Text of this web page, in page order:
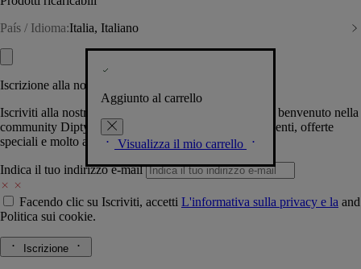
País / Idioma:Italia, Italiano
Aggiunto al carrello
Visualizza il mio carrello
Iscrizione alla nostra Newsletter
Iscriviti alla nostra newsletter per permetterci di darti il benvenuto nella
community Diptyque e tenerti al corrente su novità, eventi, offerte
speciali e molto altro.
Indica il tuo indirizzo e-mail
Facendo clic su Iscriviti, accetti L'informativa sulla privacy e la and
Politica sui cookie.
Iscrizione